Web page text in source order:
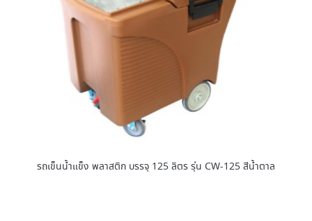
รถเข็นน้ำแข็ง พลาสติก บรรจุ 125 ลิตร รุ่น CW-125 สีน้ำตาล